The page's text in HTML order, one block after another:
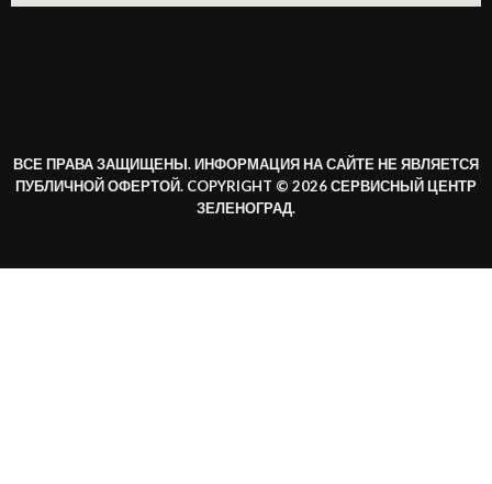
ВСЕ ПРАВА ЗАЩИЩЕНЫ. ИНФОРМАЦИЯ НА САЙТЕ НЕ ЯВЛЯЕТСЯ
ПУБЛИЧНОЙ ОФЕРТОЙ. COPYRIGHT © 2026 СЕРВИСНЫЙ ЦЕНТР
ЗЕЛЕНОГРАД.